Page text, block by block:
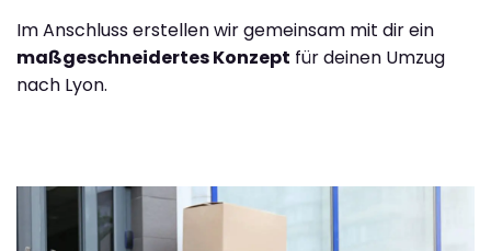
Im Anschluss erstellen wir gemeinsam mit dir ein
maßgeschneidertes Konzept für deinen Umzug
nach Lyon.